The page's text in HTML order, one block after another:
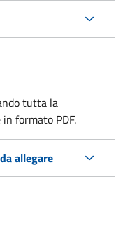
tutta la
formato PDF.
allegare